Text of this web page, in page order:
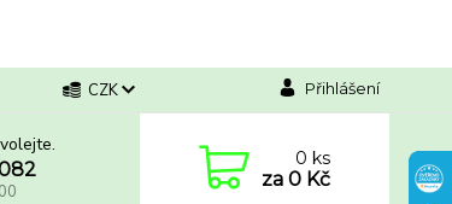
CZK Přihlášení
0ks
za 0 Kč